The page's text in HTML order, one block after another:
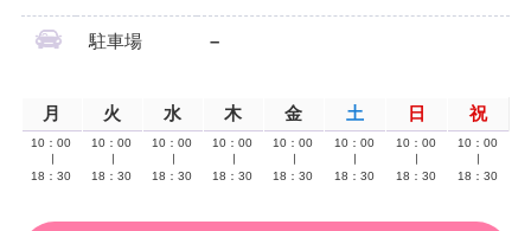
駐車場 –
月 火 水 木 金 土 日 祝
10：00
18：30
10：00
18：30
10：00
18：30
10：00
18：30
10：00
18：30
10：00
18：30
10：00
18：30
10：00
18：30